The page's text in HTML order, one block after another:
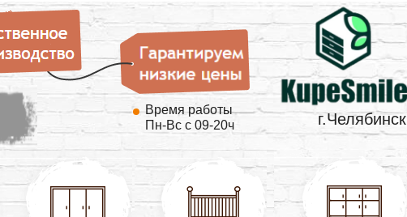
г.Челябинск
Время работы
Пн-Вс с 09-20ч